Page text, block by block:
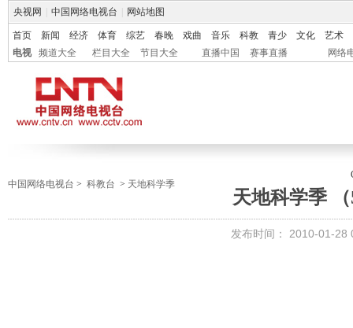
央视网 中国网络电视台 网站地图
首页 新闻 经济 体育 综艺 春晚 戏曲 音乐 科教 青少 文化
艺术
电视
频道大全 栏目大全 节目大全 直播中国 赛事直播 网络
中国网络电视台 > 科教台 > 天地科学季
天地科学季
发布时间： 2010-01-28